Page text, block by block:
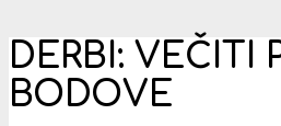
DERBI: VEČITI
BODOVE